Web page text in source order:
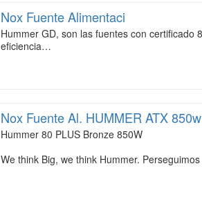
Nox Fuente Alimentaci
Hummer GD, son las fuentes con certificado
eficiencia…
Nox Fuente Al. HUMMER ATX
Hummer 80 PLUS Bronze 850W
We think Big, we think Hummer.